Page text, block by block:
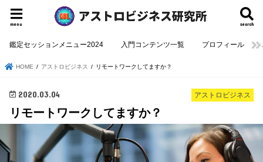
search
menu
鑑定セッションメニュー2024 入門コンテンツ一覧 プロフィール
HOME アストロビジネス リモートワークしてますか？
アストロビジネス
2020.03.04
リモートワークしてますか？